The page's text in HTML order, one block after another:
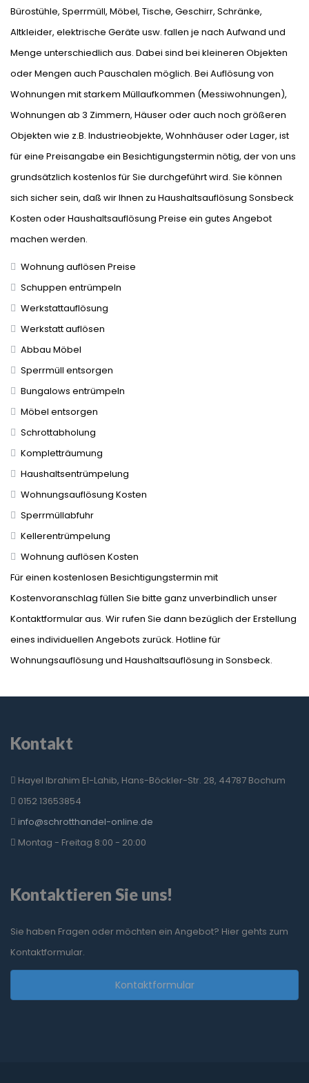
Bürostühle, Sperrmüll, Möbel, Tische, Geschirr, Schränke,
Altkleider, elektrische Geräte usw. fallen je nach Aufwand und
Menge unterschiedlich aus. Dabei sind bei kleineren Objekten
oder Mengen auch Pauschalen möglich. Bei Auflösung von
Wohnungen mit starkem Müllaufkommen (Messiwohnungen),
Wohnungen ab 3 Zimmern, Häuser oder auch noch größeren
Objekten wie z.B. Industrieobjekte, Wohnhäuser oder Lager, ist
für eine Preisangabe ein Besichtigungstermin nötig, der von uns
grundsätzlich kostenlos für Sie durchgeführt wird. Sie können
sich sicher sein, daß wir Ihnen zu Haushaltsauflösung Sonsbeck
Kosten oder Haushaltsauflösung Preise ein gutes Angebot
machen werden.
Wohnung auflösen Preise
Schuppen entrümpeln
Werkstattauflösung
Werkstatt auflösen
Abbau Möbel
Sperrmüll entsorgen
Bungalows entrümpeln
Möbel entsorgen
Schrottabholung
Kompletträumung
Haushaltsentrümpelung
Wohnungsauflösung Kosten
Sperrmüllabfuhr
Kellerentrümpelung
Wohnung auflösen Kosten
Für einen kostenlosen Besichtigungstermin mit
Kostenvoranschlag füllen Sie bitte ganz unverbindlich unser
Kontaktformular aus. Wir rufen Sie dann bezüglich der Erstellung
eines individuellen Angebots zurück. Hotline für
Wohnungsauflösung und Haushaltsauflösung in Sonsbeck.
Kontakt
Hayel Ibrahim El-Lahib, Hans-Böckler-Str. 28, 44787 Bochum
0152 13653854
info@schrotthandel-online.de
Montag - Freitag 8:00 - 20:00
Kontaktieren Sie uns!
Sie haben Fragen oder möchten ein Angebot? Hier gehts zum
Kontaktformular.
Kontaktformular